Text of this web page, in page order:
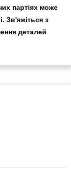
партіях може
Зв'яжіться з
деталей